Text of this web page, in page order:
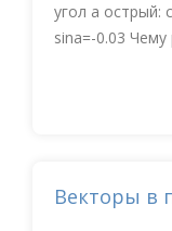
угол a острый:
sina=-0.03 Чему
Векторы в